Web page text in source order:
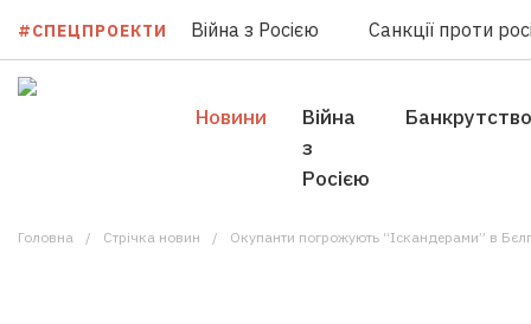
#СПЕЦПРОЕКТИ Війна з Росією Санкції проти
Новини
Війна
з
Росією
Банкрутство
Головна Стрічка новин Окупанти погрожують “Іскандерами” в